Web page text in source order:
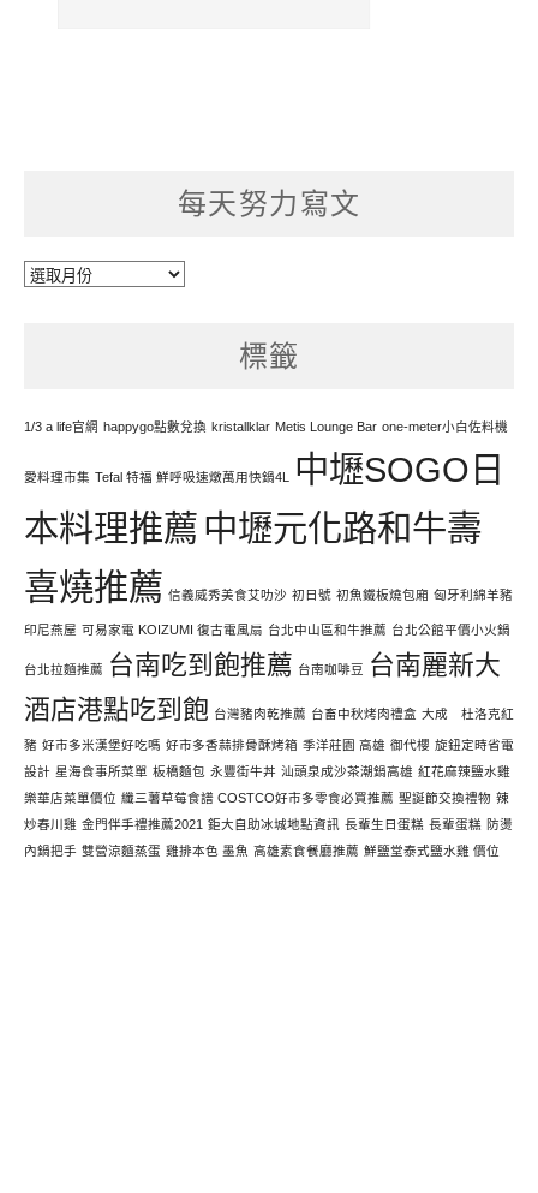
每天努力寫文
每
標籤
1/3 a life官網 happygo點數兌換 kristallklar Metis Lounge Bar one-meter小白佐料機
愛料理市集 Tefal 特福 鮮呼吸速燉萬用快鍋4L
中壢SOGO日
本料理推薦 中壢元化路和牛壽
喜燒推薦 信義威秀美食艾叻沙 初日號 初魚鐵板燒包廂 匈牙利綿羊豬
印尼燕屋 可易家電 KOIZUMI 復古電風扇 台北中山區和牛推薦 台北公館平價小火鍋
台北拉麵推薦 台南吃到飽推薦 台南咖啡豆
台南麗新大
酒店港點吃到飽 台灣豬肉乾推薦 台畜中秋烤肉禮盒 大成 杜洛克紅
豬 好市多米漢堡好吃嗎 好市多香蒜排骨酥烤箱 季洋莊園 高雄 御代櫻 旋鈕定時省電
設計 星海食事所菜單 板橋麵包 永豐街牛丼 汕頭泉成沙茶潮鍋高雄 紅花麻辣鹽水雞
樂華店菜單價位 纖三薯草莓食譜 COSTCO好市多零食必買推薦 聖誕節交換禮物 辣
炒春川雞 金門伴手禮推薦2021 鉅大自助冰城地點資訊 長輩生日蛋糕 長輩蛋糕 防燙
內鍋把手 雙營涼麵蒸蛋 雞排本色 墨魚 高雄素食餐廳推薦 鮮鹽堂泰式鹽水雞 價位